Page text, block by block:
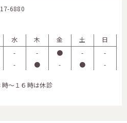
6880
水 木 金 土
日
- - ● -
-
- ● - ● -
～１６時は休診